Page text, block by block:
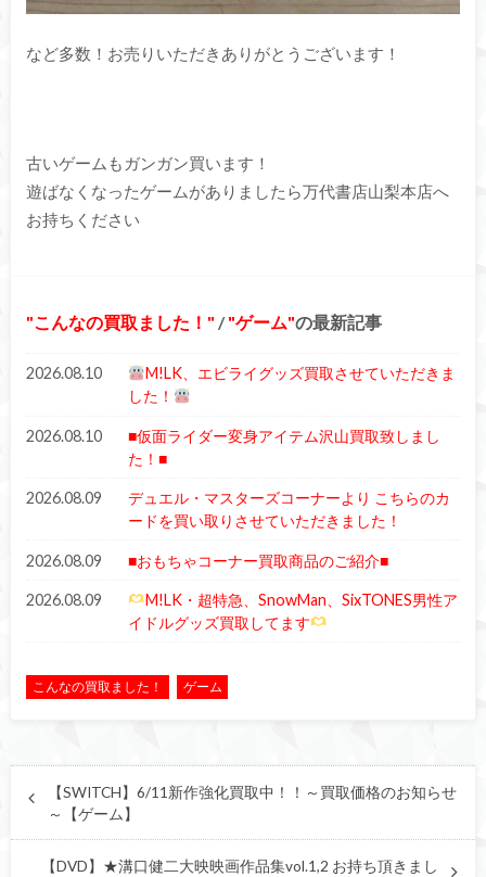
など多数！お売りいただきありがとうございます！
古いゲームもガンガン買います！
遊ばなくなったゲームがありましたら万代書店山梨本店へ
お持ちください
こんなの買取ました！ / ゲーム の最新記事
2026.08.10
M!LK、エビライグッズ買取させていただきま
した！
2026.08.10
■仮面ライダー変身アイテム沢山買取致しまし
た！■
2026.08.09
デュエル・マスターズコーナーより こちらのカ
ードを買い取りさせていただきました！
2026.08.09 ■おもちゃコーナー買取商品のご紹介■
2026.08.09
M!LK・超特急、SnowMan、SixTONES男性ア
イドルグッズ買取してます
こんなの買取ました！ ゲーム
【SWITCH】6/11新作強化買取中！！～買取価格のお知らせ
～【ゲーム】
【DVD】★溝口健二大映映画作品集vol.1,2 お持ち頂きまし